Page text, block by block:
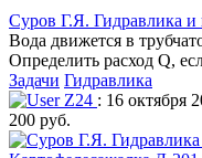
Суров Г.Я. Гидравлика и
Вода движется в
Определить расход Q,
Задачи Гидравлика
Z24 : 16 октября
200 руб.